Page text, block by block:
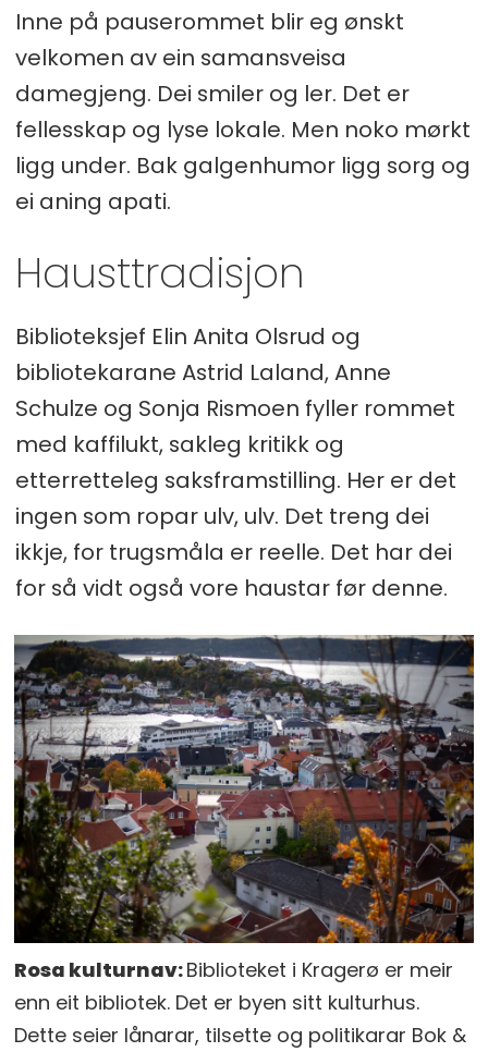
Inne på pauserommet blir eg ønskt
velkomen av ein samansveisa
damegjeng. Dei smiler og ler. Det er
fellesskap og lyse lokale. Men noko mørkt
ligg under. Bak galgenhumor ligg sorg og
ei aning apati.
Hausttradisjon
Biblioteksjef Elin Anita Olsrud og
bibliotekarane Astrid Laland, Anne
Schulze og Sonja Rismoen fyller rommet
med kaffilukt, sakleg kritikk og
etterretteleg saksframstilling. Her er det
ingen som ropar ulv, ulv. Det treng dei
ikkje, for trugsmåla er reelle. Det har dei
for så vidt også vore haustar før denne.
Rosa kulturnav:Biblioteket i Kragerø er meir
enn eit bibliotek. Det er byen sitt kulturhus.
Dette seier lånarar, tilsette og politikarar Bok &